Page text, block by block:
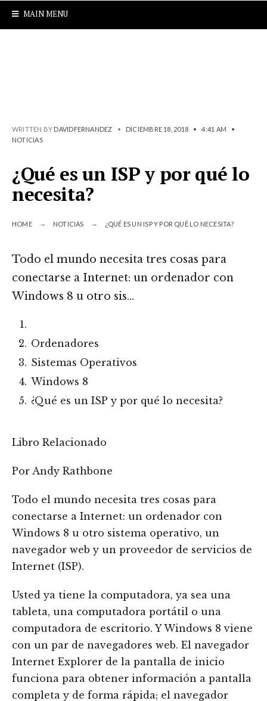
MAIN MENU
WRITTEN BY DAVIDFERNANDEZ • DICIEMBRE 18, 2018 • 4:41 AM
•
NOTICIAS
¿Qué es un ISP y por qué lo
necesita?
HOME NOTICIAS ¿QUÉ ES UN ISP Y POR QUÉ LO NECESITA?
Todo el mundo necesita tres cosas para
conectarse a Internet: un ordenador con
Windows 8 u otro sis…
Ordenadores
Sistemas Operativos
Windows 8
¿Qué es un ISP y por qué lo necesita?
Libro Relacionado
Por Andy Rathbone
Todo el mundo necesita tres cosas para
conectarse a Internet: un ordenador con
Windows 8 u otro sistema operativo, un
navegador web y un proveedor de servicios de
Internet (ISP).
Usted ya tiene la computadora, ya sea una
tableta, una computadora portátil o una
computadora de escritorio. Y Windows 8 viene
con un par de navegadores web. El navegador
Internet Explorer de la pantalla de inicio
funciona para obtener información a pantalla
completa y de forma rápida; el navegador